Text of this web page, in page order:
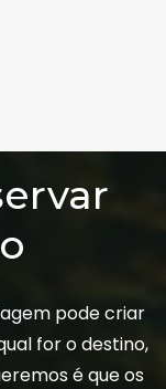
pode criar
for o destino,
é que os